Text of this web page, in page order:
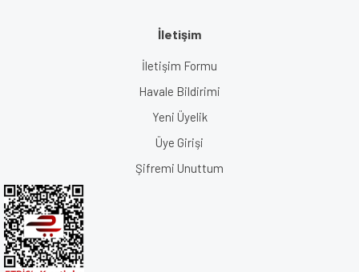
İletişim
İletişim Formu
Havale Bildirimi
Yeni Üyelik
Üye Girişi
Şifremi Unuttum